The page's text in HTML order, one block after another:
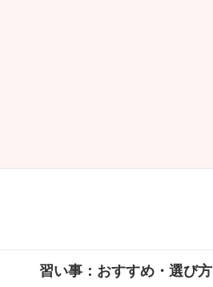
習い事：おすすめ・選び方